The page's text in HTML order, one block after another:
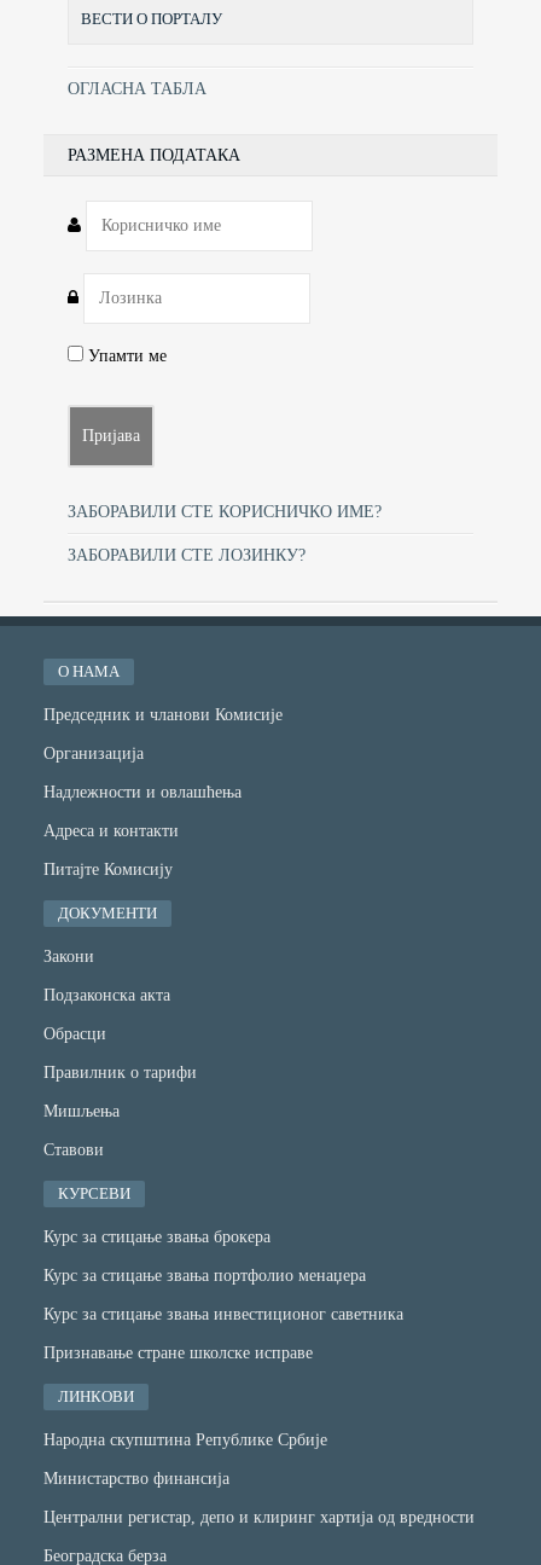
ВЕСТИ О ПОРТАЛУ
ОГЛАСНА ТАБЛА
РАЗМЕНА ПОДАТАКА
Упамти ме
ЗАБОРАВИЛИ СТЕ КОРИСНИЧКО ИМЕ?
ЗАБОРАВИЛИ СТЕ ЛОЗИНКУ?
О НАМА
Председник и чланови Комисије
Организација
Надлежности и овлашћења
Адреса и контакти
Питајте Комисију
ДОКУМЕНТИ
Закони
Подзаконска акта
Обрасци
Правилник о тарифи
Мишљења
Ставови
КУРСЕВИ
Курс за стицање звања брокера
Курс за стицање звања портфолио менаџера
Курс за стицање звања инвестиционог саветника
Признавање стране школске исправе
ЛИНКОВИ
Народна скупштина Републике Србије
Министарство финансијa
Централни регистар, депо и клиринг хартија од вредности
Београдска берза